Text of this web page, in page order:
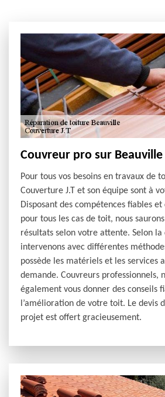
Couvreur pro sur Beauville
Pour tous vos besoins en travaux de
Couverture J.T et son équipe sont à
Disposant des compétences fiables
pour tous les cas de toit, nous
résultats selon votre attente. Selon
intervenons avec différentes
possède les matériels et les services
demande. Couvreurs professionnels,
également vous donner des conseils
l’amélioration de votre toit. Le devis
projet est offert gracieusement.